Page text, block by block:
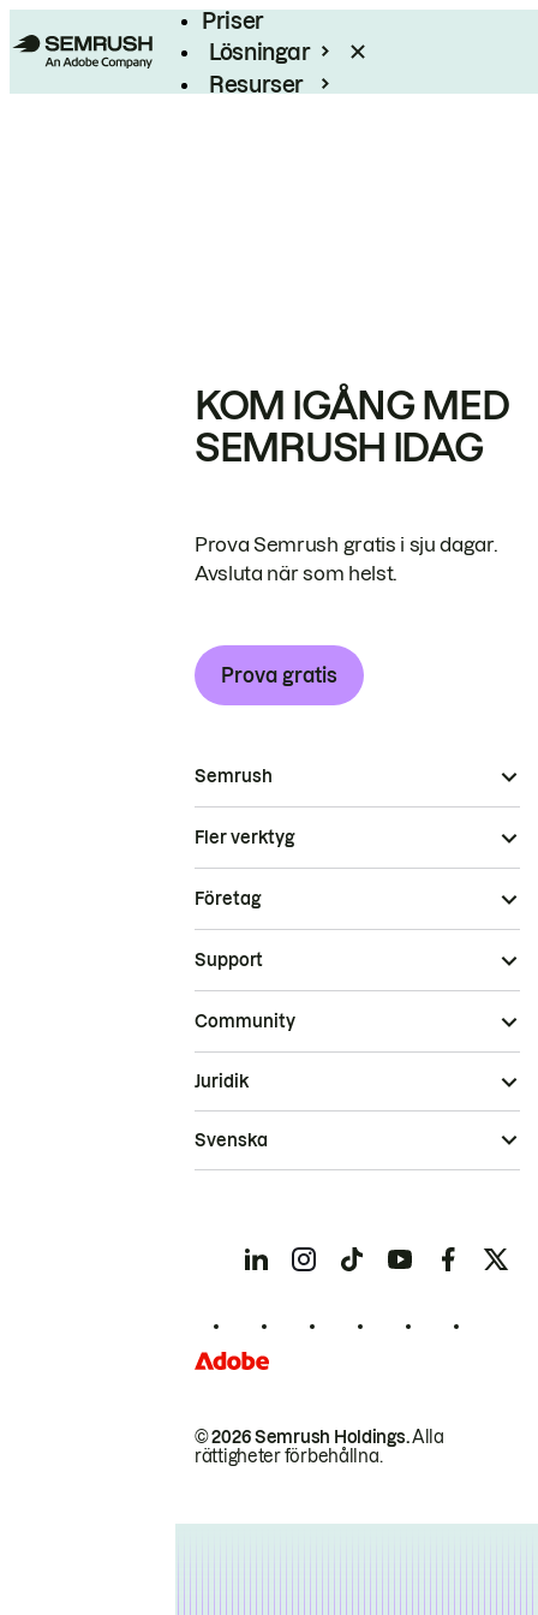
Priser
Lösningar
Resurser
KOM IGÅNG MED
SEMRUSH IDAG
Prova Semrush gratis i sju dagar.
Avsluta när som helst.
Prova gratis
Semrush
Fler verktyg
Företag
Support
Community
© 2026 Semrush Holdings.Alla
rättigheter förbehållna.
Juridik
Svenska